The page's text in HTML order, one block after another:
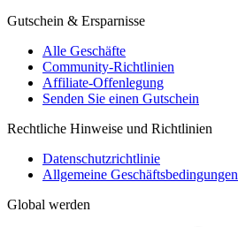
Gutschein & Ersparnisse
Alle Geschäfte
Community-Richtlinien
Affiliate-Offenlegung
Senden Sie einen Gutschein
Rechtliche Hinweise und Richtlinien
Datenschutzrichtlinie
Allgemeine Geschäftsbedingungen
Global werden